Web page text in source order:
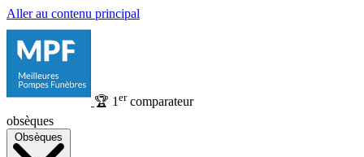
Aller au contenu principal
🏆 1 ercomparateur
obsèques
Obsèques